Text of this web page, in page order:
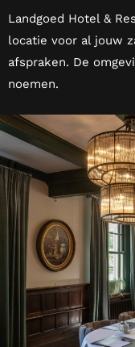
Landgoed Hotel &
locatie voor al jouw
afspraken. De
noemen.